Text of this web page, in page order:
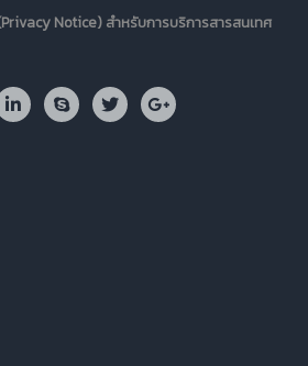
Notice) สำหรับการบริการสารสนเทศ